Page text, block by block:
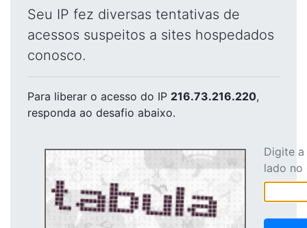
Seu IP fez diversas tentativas de
acessos suspeitos a sites hospedados
conosco.
Para liberar o acesso do IP 216.73.216.220,
responda ao desafio abaixo.
Digite
lado no